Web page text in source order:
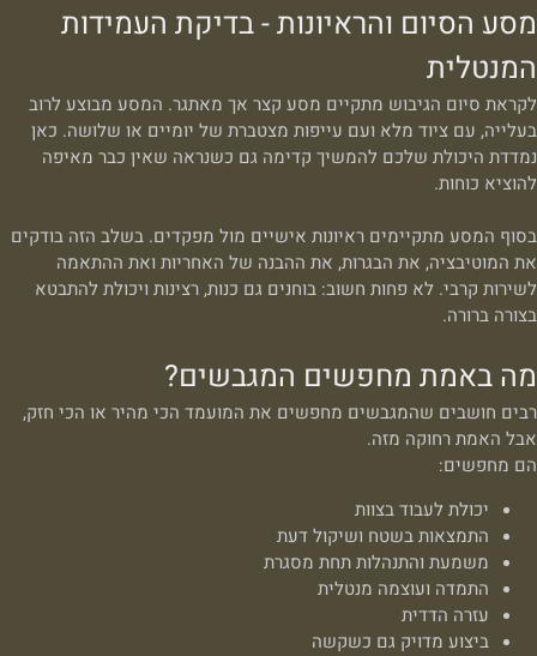
מסע הסיום והראיונות - בדיקת העמידות
המנטלית
לקראת סיום הגיבוש מתקיים מסע קצר אך מאתגר. המסע מבוצע לרוב
בעלייה, עם ציוד מלא ועם עייפות מצטברת של יומיים או שלושה. כאן
נמדדת היכולת שלכם להמשיך קדימה גם כשנראה שאין כבר מאיפה
להוציא כוחות.
בסוף המסע מתקיימים ראיונות אישיים מול מפקדים. בשלב הזה בודקים
את המוטיבציה, את הבגרות, את ההבנה של האחריות ואת ההתאמה
לשירות קרבי. לא פחות חשוב: בוחנים גם כנות, רצינות ויכולת להתבטא
בצורה ברורה.
מה באמת מחפשים המגבשים?
רבים חושבים שהמגבשים מחפשים את המועמד הכי מהיר או הכי חזק,
אבל האמת רחוקה מזה.
הם מחפשים:
יכולת לעבוד בצוות
התמצאות בשטח ושיקול דעת
משמעת והתנהלות תחת מסגרת
התמדה ועוצמה מנטלית
עזרה הדדית
ביצוע מדויק גם כשקשה